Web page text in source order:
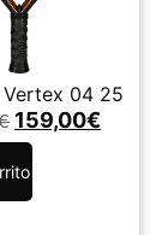
Vertex 04 25
159,00€